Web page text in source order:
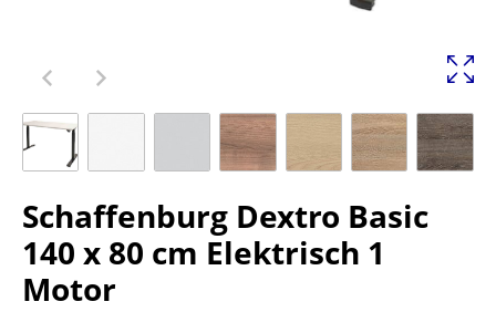
Schaffenburg Dextro Basic
140 x 80 cm Elektrisch 1
Motor